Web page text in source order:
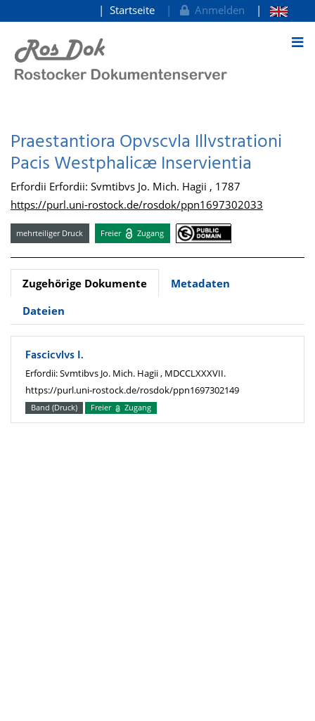
zum Inhalt
Startseite Anmelden
Praestantiora Opvscvla Illvstrationi
Pacis Westphalicæ Inservientia
Erfordii Erfordii: Svmtibvs Jo. Mich. Hagii , 1787
https://purl.uni-rostock.de/rosdok/ppn1697302033
mehrteiliger Druck Freier Zugang
Zugehörige Dokumente
Metadaten
Dateien
Fascicvlvs I.
Erfordii: Svmtibvs Jo. Mich. Hagii , MDCCLXXXVII.
https://purl.uni-rostock.de/rosdok/ppn1697302149
Band (Druck) Freier Zugang